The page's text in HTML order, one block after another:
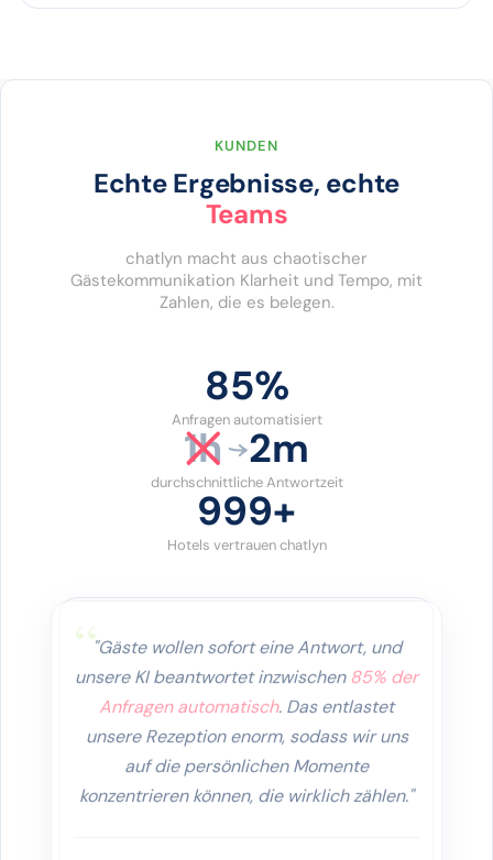
KUNDEN
Echte Ergebnisse, echte
Teams
chatlyn macht aus chaotischer
Gästekommunikation Klarheit und Tempo, mit
Zahlen, die es belegen.
86%
Anfragen automatisiert
1h 2m
durchschnittliche Antwortzeit
1000+
Hotels vertrauen chatlyn
"Gäste wollen sofort eine Antwort, und
unsere KI beantwortet inzwischen 85% der
Anfragen automatisch. Das entlastet
unsere Rezeption enorm, sodass wir uns
auf die persönlichen Momente
konzentrieren können, die wirklich zählen."